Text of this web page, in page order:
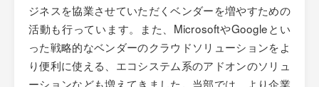
ジネスを協業させていただくベンダーを増やすための
活動も行っています。また、MicrosoftやGoogleとい
った戦略的なベンダーのクラウドソリューションをよ
り便利に使える、エコシステム系のアドオンのソリュ
ーションなども増えてきました。当部では、より企業